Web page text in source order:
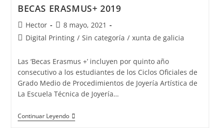
BECAS ERASMUS+ 2019
Autor
de
Hector
Publicación
de
8 mayo, 2021
Categoría
la
Digital Printing / Sin categoría / xunta de galicia
Las ‘Becas Erasmus +’ incluyen por quinto año
consecutivo a los estudiantes de los Ciclos Oficiales de
Grado Medio de Procedimientos de Joyería Artística de
La Escuela Técnica de Joyería…
Continuar Leyendo
BECAS